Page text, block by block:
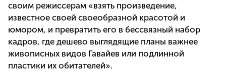
своим режиссерам «взять произведение,
известное своей своеобразной красотой и
юмором, и превратить его в бессвязный набор
кадров, где дешево выглядящие планы важнее
живописных видов Гавайев или подлинной
пластики их обитателей».